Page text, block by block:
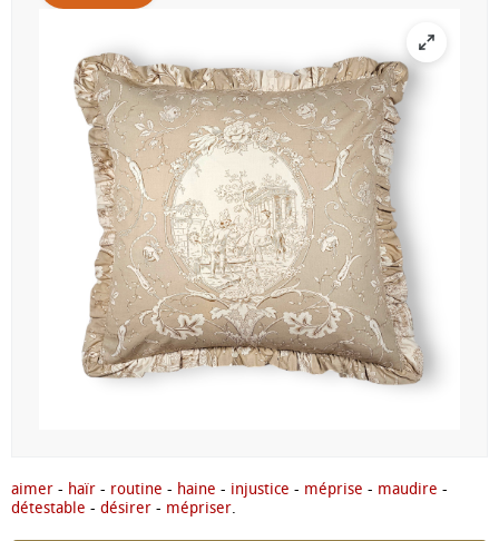
aimer - haïr - routine - haine - injustice - méprise - maudire -
détestable - désirer - mépriser.